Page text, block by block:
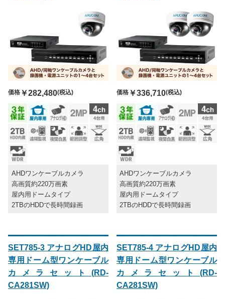
価格 ￥282,480(税込)
AHDワンケーブルカメラ
高画質約220万画素
屋内用ドームタイプ
2TBのHDDで長時間録画
価格￥336,710(税込)
AHDワンケーブルカメラ
高画質約220万画素
屋内用ドームタイプ
2TBのHDDで長時間録画
SET785-3 アナログHD屋内
専用ドーム型ワンケーブル
カメラセット(RD-
CA281SW)
SET785-4 アナログHD屋内
専用ドーム型ワンケーブル
カメラセット(RD-
CA281SW)